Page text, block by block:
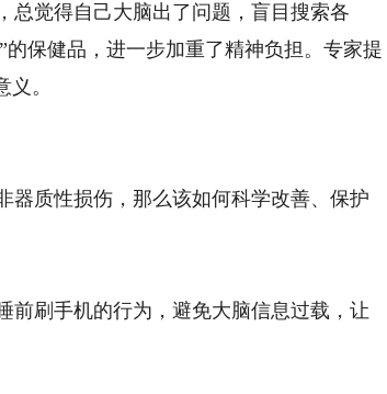
觉得自己大脑出了问题，盲目搜索各
的保健品，进一步加重了精神负担。专家提
。
质性损伤，那么该如何科学改善、保护
刷手机的行为，避免大脑信息过载，让